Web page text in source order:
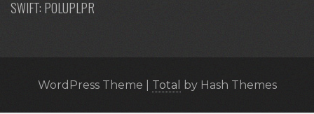
SWIFT: POLUPLPR
WordPress Theme Total by Hash Themes